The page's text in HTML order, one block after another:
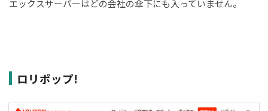
エックスサーバーはどの会社の傘下にも入っていません。
ロリポップ!